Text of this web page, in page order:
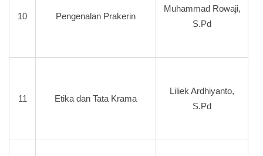
10 Pengenalan Prakerin
Muhammad Rowaji,
S.Pd
11 Etika dan Tata Krama
Liliek Ardhiyanto,
S.Pd